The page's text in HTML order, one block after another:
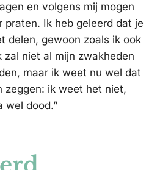
en volgens mij mogen
praten. Ik heb geleerd dat je
delen, gewoon zoals ik ook
zal niet al mijn zwakheden
maar ik weet nu wel dat
zeggen: ik weet het niet,
wel dood.”